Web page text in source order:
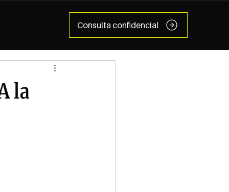
Consulta confidencial
la